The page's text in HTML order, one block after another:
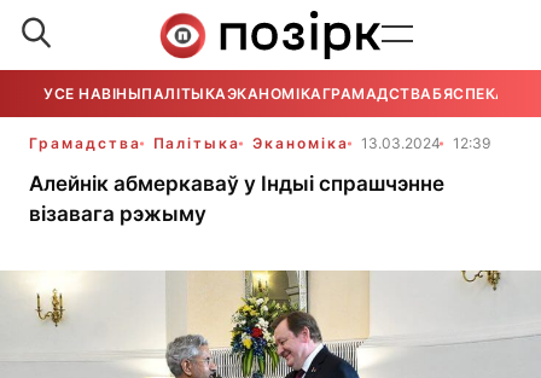
УСЕ НАВІНЫПАЛІТЫКАЭКАНОМІКАГРАМАДСТВАБЯСПЕКА
Грамадства Палітыка Эканоміка 13.03.2024 12:39
Алейнік абмеркаваў у Індыі спрашчэнне
візавага рэжыму